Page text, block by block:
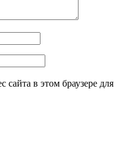
сайта в этом браузере для